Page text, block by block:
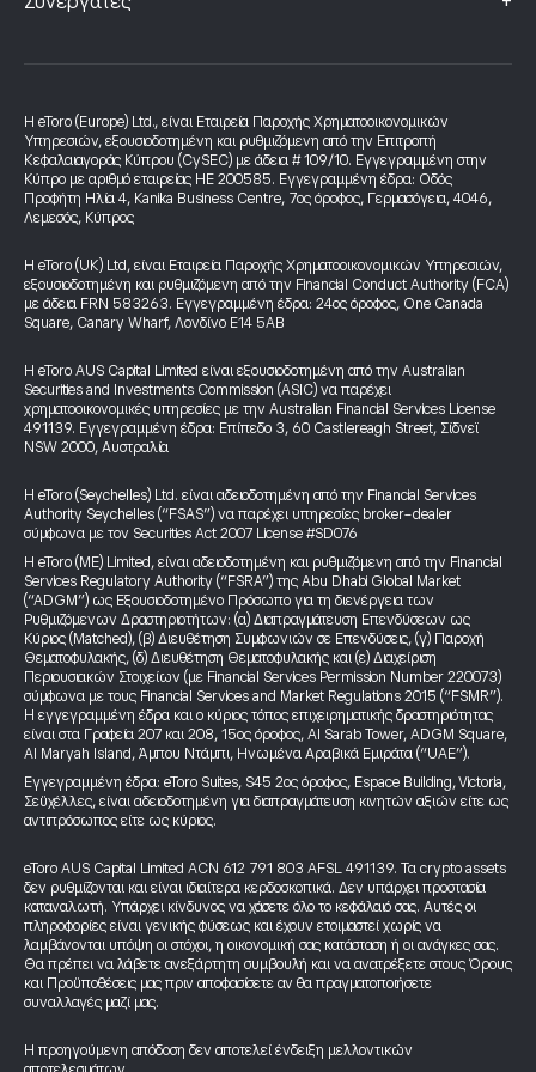
Η eToro (Europe) Ltd., είναι Εταιρεία Παροχής Χρηματοοικονομικών
Υπηρεσιών, εξουσιοδοτημένη και ρυθμιζόμενη από την Επιτροπή
Κεφαλαιαγοράς Κύπρου (CySEC) με άδεια # 109/10. Εγγεγραμμένη στην
Κύπρο με αριθμό εταιρείας HE 200585. Εγγεγραμμένη έδρα: Οδός
Προφήτη Ηλία 4, Kanika Business Centre, 7ος όροφος, Γερμασόγεια, 4046,
Λεμεσός, Κύπρος
Η eToro (UK) Ltd, είναι Εταιρεία Παροχής Χρηματοοικονομικών Υπηρεσιών,
εξουσιοδοτημένη και ρυθμιζόμενη από την Financial Conduct Authority (FCA)
με άδεια FRN 583263. Εγγεγραμμένη έδρα: 24ος όροφος, One Canada
Square, Canary Wharf, Λονδίνο E14 5AB
Η eToro AUS Capital Limited είναι εξουσιοδοτημένη από την Australian
Securities and Investments Commission (ASIC) να παρέχει
χρηματοοικονομικές υπηρεσίες με την Australian Financial Services License
491139. Εγγεγραμμένη έδρα: Επίπεδο 3, 60 Castlereagh Street, Σίδνεϊ
NSW 2000, Αυστραλία
Η eToro (Seychelles) Ltd. είναι αδειοδοτημένη από την Financial Services
Authority Seychelles (“FSAS”) να παρέχει υπηρεσίες broker-dealer
σύμφωνα με τον Securities Act 2007 License #SD076
Η eToro (ME) Limited, είναι αδειοδοτημένη και ρυθμιζόμενη από την Financial
Services Regulatory Authority (“FSRA”) της Abu Dhabi Global Market
(“ADGM”) ως Εξουσιοδοτημένο Πρόσωπο για τη διενέργεια των
Ρυθμιζόμενων Δραστηριοτήτων: (α) Διαπραγμάτευση Επενδύσεων ως
Κύριος (Matched), (β) Διευθέτηση Συμφωνιών σε Επενδύσεις, (γ) Παροχή
Θεματοφυλακής, (δ) Διευθέτηση Θεματοφυλακής και (ε) Διαχείριση
Περιουσιακών Στοιχείων (με Financial Services Permission Number 220073)
σύμφωνα με τους Financial Services and Market Regulations 2015 (“FSMR”).
Η εγγεγραμμένη έδρα και ο κύριος τόπος επιχειρηματικής δραστηριότητας
είναι στα Γραφεία 207 και 208, 15ος όροφος, Al Sarab Tower, ADGM Square,
Al Maryah Island, Άμπου Ντάμπι, Ηνωμένα Αραβικά Εμιράτα (“UAE”).
Εγγεγραμμένη έδρα: eToro Suites, S45 2ος όροφος, Espace Building, Victoria,
Σεϋχέλλες, είναι αδειοδοτημένη για διαπραγμάτευση κινητών αξιών είτε ως
αντιπρόσωπος είτε ως κύριος.
eToro AUS Capital Limited ACN 612 791 803 AFSL 491139. Τα crypto assets
δεν ρυθμίζονται και είναι ιδιαίτερα κερδοσκοπικά. Δεν υπάρχει προστασία
καταναλωτή. Υπάρχει κίνδυνος να χάσετε όλο το κεφάλαιό σας. Αυτές οι
πληροφορίες είναι γενικής φύσεως και έχουν ετοιμαστεί χωρίς να
λαμβάνονται υπόψη οι στόχοι, η οικονομική σας κατάσταση ή οι ανάγκες σας.
Θα πρέπει να λάβετε ανεξάρτητη συμβουλή και να ανατρέξετε στους Όρους
και Προϋποθέσεις μας πριν αποφασίσετε αν θα πραγματοποιήσετε
συναλλαγές μαζί μας.
Η προηγούμενη απόδοση δεν αποτελεί ένδειξη μελλοντικών